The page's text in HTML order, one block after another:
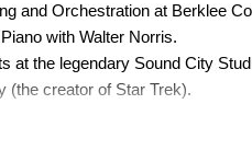
and Orchestration at Berklee
with Walter Norris.
at the legendary Sound City
(the creator of Star Trek).